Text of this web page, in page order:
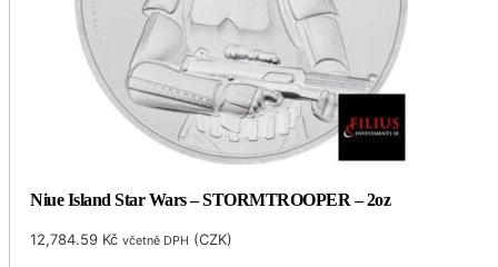
Niue Island Star Wars – STORMTROOPER – 2oz
12,784.59 Kč včetně DPH (CZK)